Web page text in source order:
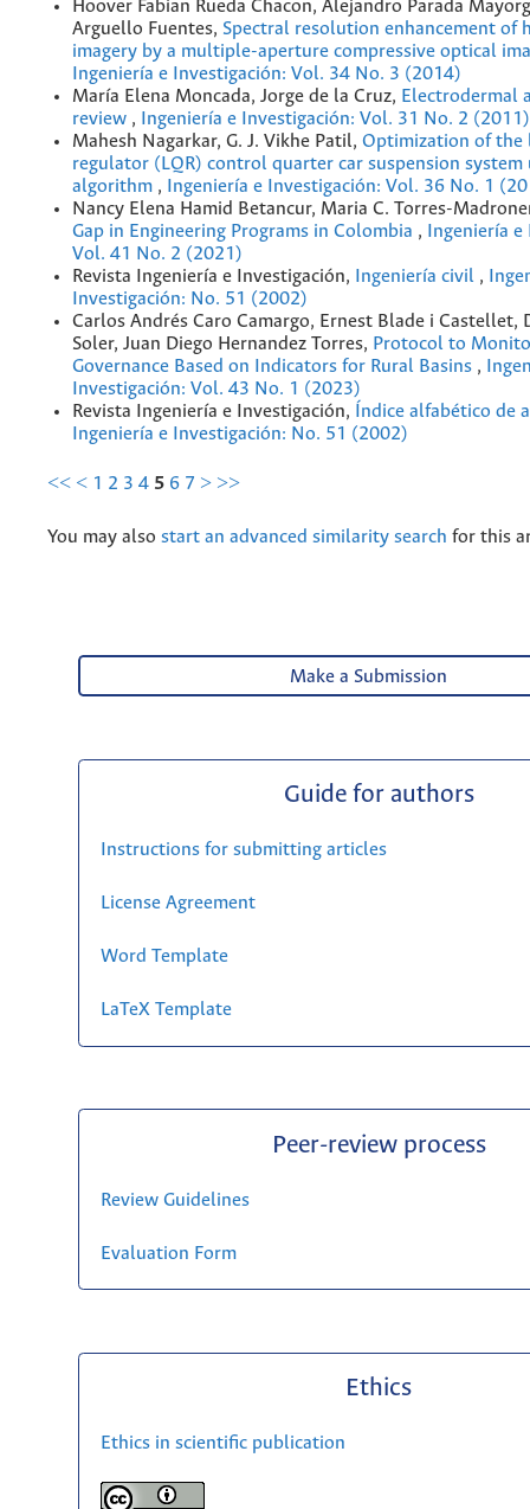
Hoover Fabian Rueda Chacon, Alejandro Parada
Arguello Fuentes, Spectral resolution enhancement of
imagery by a multiple-aperture compressive optical
Ingeniería e Investigación: Vol. 34 No. 3 (2014)
María Elena Moncada, Jorge de la Cruz, Electrodermal
review ,
Ingeniería e Investigación: Vol. 31 No. 2 (2011)
Mahesh Nagarkar, G. J. Vikhe Patil, Optimization of the
regulator (LQR) control quarter car suspension system
algorithm ,
Ingeniería e Investigación: Vol. 36 No. 1
Nancy Elena Hamid Betancur, Maria C. Torres-
Gap in Engineering Programs in Colombia ,
Ingeniería
Vol. 41 No. 2 (2021)
Revista Ingeniería e Investigación,
Ingeniería civil ,
Investigación: No. 51 (2002)
Carlos Andrés Caro Camargo, Ernest Blade i Castellet,
Soler, Juan Diego Hernandez Torres, Protocol to
Governance Based on Indicators for Rural Basins ,
Investigación: Vol. 43 No. 1 (2023)
Revista Ingeniería e Investigación,
Índice alfabético de
Ingeniería e Investigación: No. 51 (2002)
<< < 1 2 3 4 5 6 7 > >>
You may also start an advanced similarity search for this
Make a Submission
Guide for authors
Instructions for submitting articles
License Agreement
Word Template
LaTeX Template
Peer-review process
Review Guidelines
Evaluation Form
Ethics
Ethics in scientific publication